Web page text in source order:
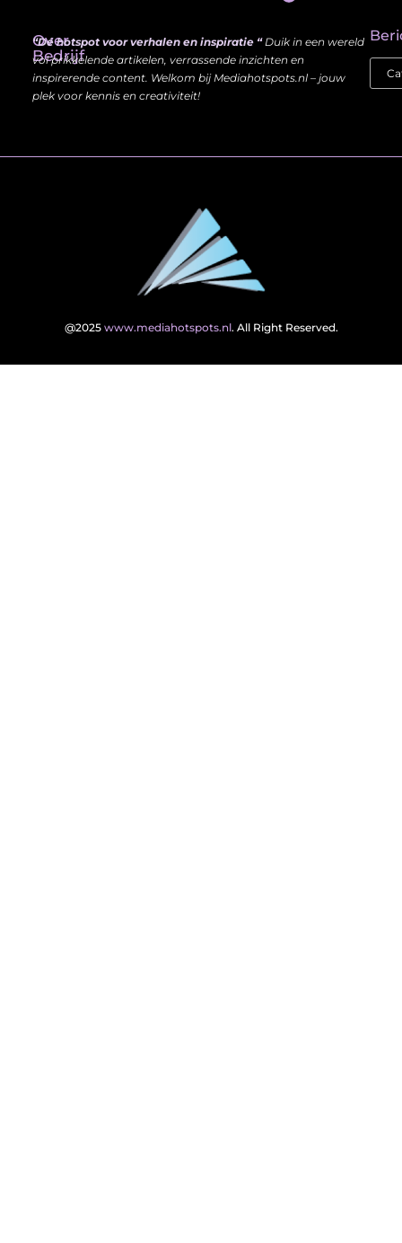
Over
Bedrijf
“Dé hotspot voor verhalen en inspiratie “Duik in een wereld
vol prikkelende artikelen, verrassende inzichten en
inspirerende content. Welkom bij Mediahotspots.nl – jouw
plek voor kennis en creativiteit!
@2025 www.mediahotspots.nl. All Right Reserved.